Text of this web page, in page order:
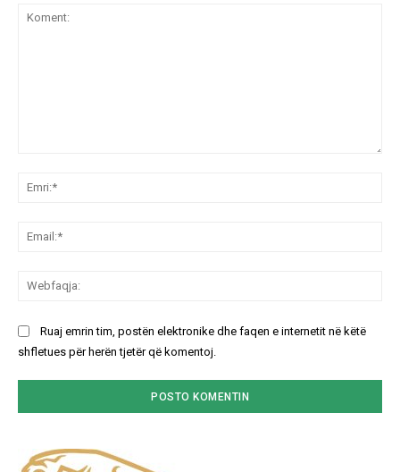
Ruaj emrin tim, postën elektronike dhe faqen e internetit në këtë
shfletues për herën tjetër që komentoj.